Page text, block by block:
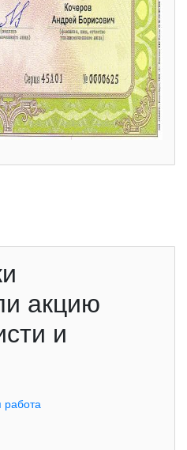
акцию
и
работа